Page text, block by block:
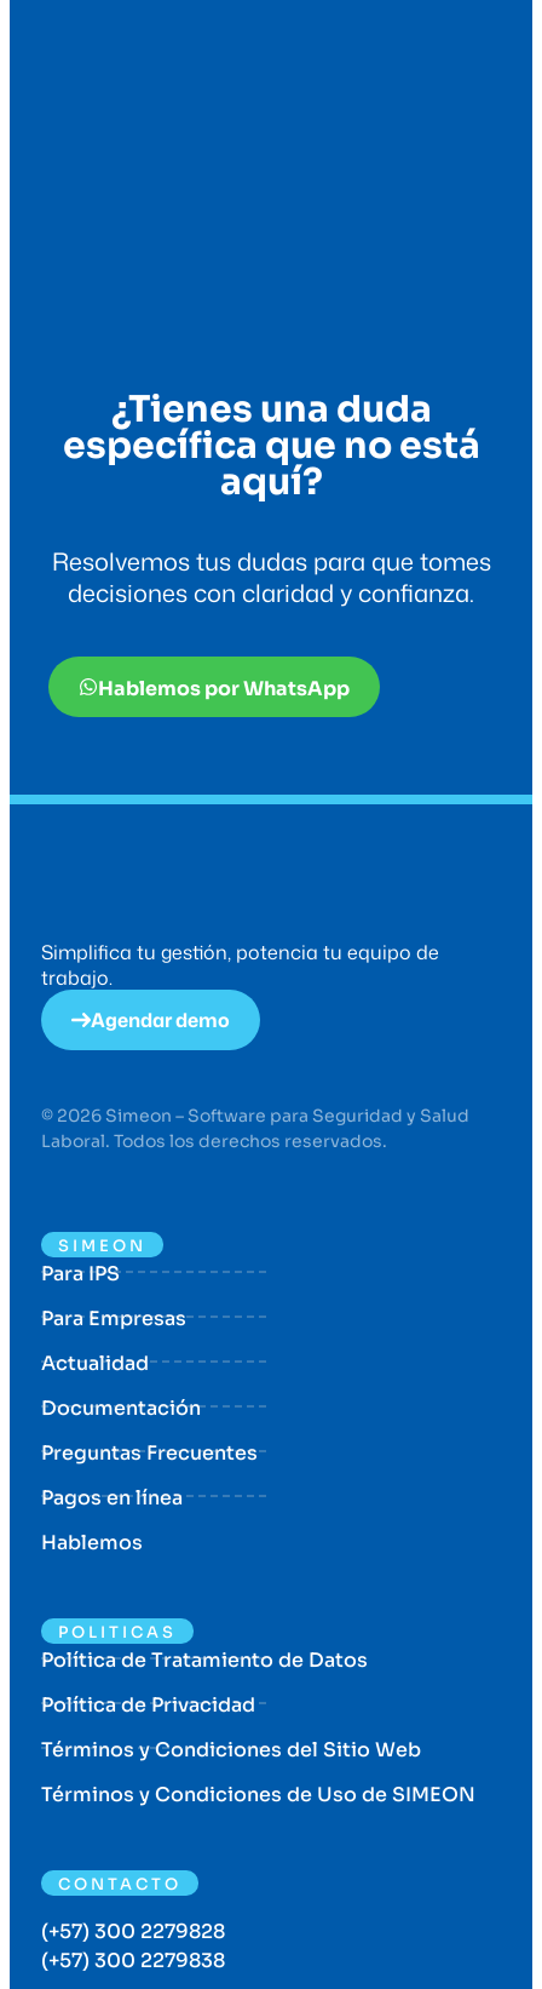
¿Tienes una duda
específica que no está
aquí?
Resolvemos tus dudas para que tomes
decisiones con claridad y confianza.
Hablemos por WhatsApp
Simplifica tu gestión, potencia tu equipo de
trabajo.
Agendar demo
© 2026 Simeon – Software para Seguridad y Salud
Laboral. Todos los derechos reservados.
SIMEON
Para IPS
Para Empresas
Actualidad
Documentación
Preguntas Frecuentes
Pagos en línea
Hablemos
POLITICAS
Política de Tratamiento de Datos
Política de Privacidad
Términos y Condiciones del Sitio Web
Términos y Condiciones de Uso de SIMEON
CONTACTO
(+57) 300 2279828
(+57) 300 2279838